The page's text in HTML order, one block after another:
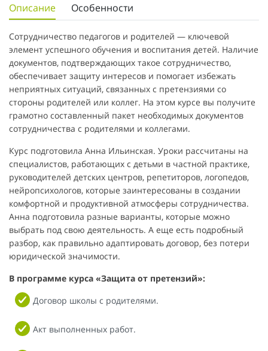
Описание Особенности
Сотрудничество педагогов и родителей — ключевой
элемент успешного обучения и воспитания детей. Наличие
документов, подтверждающих такое сотрудничество,
обеспечивает защиту интересов и помогает избежать
неприятных ситуаций, связанных с претензиями со
стороны родителей или коллег. На этом курсе вы получите
грамотно составленный пакет необходимых документов
сотрудничества с родителями и коллегами.
Курс подготовила Анна Ильинская. Уроки рассчитаны на
специалистов, работающих с детьми в частной практике,
руководителей детских центров, репетиторов, логопедов,
нейропсихологов, которые заинтересованы в создании
комфортной и продуктивной атмосферы сотрудничества.
Анна подготовила разные варианты, которые можно
выбрать под свою деятельность. А еще есть подробный
разбор, как правильно адаптировать договор, без потери
юридической значимости.
В программе курса «Защита от претензий»:
Договор школы с родителями.
Акт выполненных работ.